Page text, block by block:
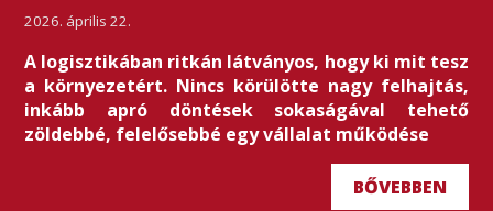
2026. április 22.
A logisztikában ritkán látványos, hogy ki mit tesz
a környezetért. Nincs körülötte nagy felhajtás,
inkább apró döntések sokaságával tehető
zöldebbé, felelősebbé egy vállalat működése
BŐVEBBEN